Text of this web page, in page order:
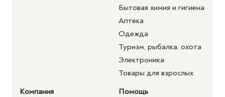
Бытовая химия и гигиена
Аптека
Одежда
Туризм, рыбалка, охота
Электроника
Товары для взрослых
Компания
Помощь